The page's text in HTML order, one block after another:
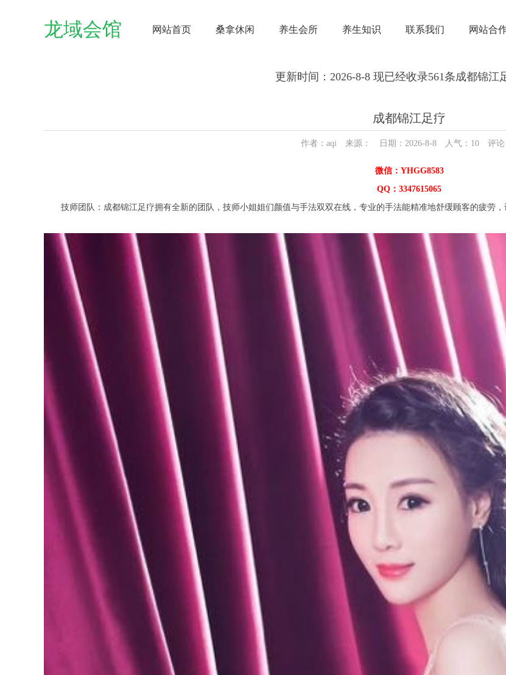
龙域会馆 网站首页 桑拿休闲 养生会所 养生知识 联系我们 网站合
更新时间：2026-8-8 现已经收录561条成都锦江
成都锦江足疗
作者：aqi 来源： 日期：2026-8-8 人气： 10 评论
微信：YHGG8583
QQ：3347615065
技师团队：成都锦江足疗拥有全新的团队，技师小姐姐们颜值与手法双双在线，专业的手法能精准地舒缓顾客的疲劳，